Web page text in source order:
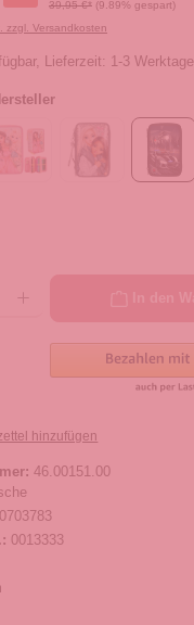
39,95 €* (9.89% gespart)
zzgl. Versandkosten
Lieferzeit: 1-3 Werktage
hinzufügen
46.00151.00
0013333